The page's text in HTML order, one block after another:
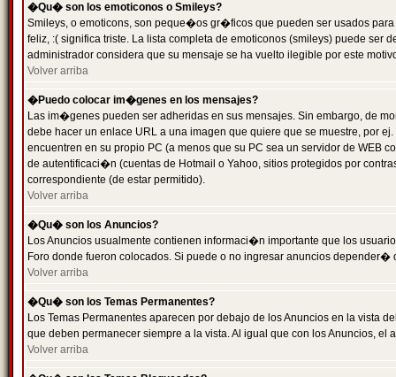
�Qu� son los emoticonos o Smileys?
Smileys, o emoticons, son peque�os gr�ficos que pueden ser usados
feliz, :( significa triste. La lista completa de emoticonos (smileys) puede
administrador considera que su mensaje se ha vuelto ilegible por este
Volver arriba
�Puedo colocar im�genes en los mensajes?
Las im�genes pueden ser adheridas en sus mensajes. Sin embargo, de
debe hacer un enlace URL a una imagen que quiere que se muestre, por
encuentren en su propio PC (a menos que su PC sea un servidor de
de autentificaci�n (cuentas de Hotmail o Yahoo, sitios protegidos por
correspondiente (de estar permitido).
Volver arriba
�Qu� son los Anuncios?
Los Anuncios usualmente contienen informaci�n importante que los
Foro donde fueron colocados. Si puede o no ingresar anuncios
Volver arriba
�Qu� son los Temas Permanentes?
Los Temas Permanentes aparecen por debajo de los Anuncios en la
que deben permanecer siempre a la vista. Al igual que con los Anuncios,
Volver arriba